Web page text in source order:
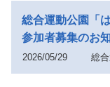
2026/05/29 総
総合運動公園「
参加者募集のお